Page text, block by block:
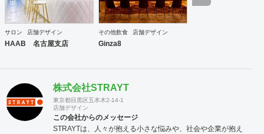
質的に美しく成果の出るデザインを提供します 創造：最先端
の技術や概念を取り入れ、お客様と自身がワクワクするクリ
エイティブ提案を追求します 挑戦：既成の概念や思い込みに
とらわれず、自身の限界を超えた挑戦を意識します
サロン 店舗デザイン
HAAB 名古屋支店
その他飲食 店舗デザイン
Ginza8
株式会社STRAYT
東京都目黒区五本木2-14-1
店舗デザイン
この会社からのメッセージ
STRAYTは、人々が抱える小さな悩みや、社会や企業が抱え